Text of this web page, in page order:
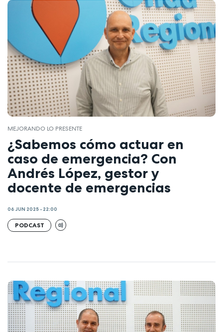
MEJORANDO LO PRESENTE
¿Sabemos cómo actuar en
caso de emergencia? Con
Andrés López, gestor y
docente de emergencias
06 JUN 2025 - 22:00
PODCAST